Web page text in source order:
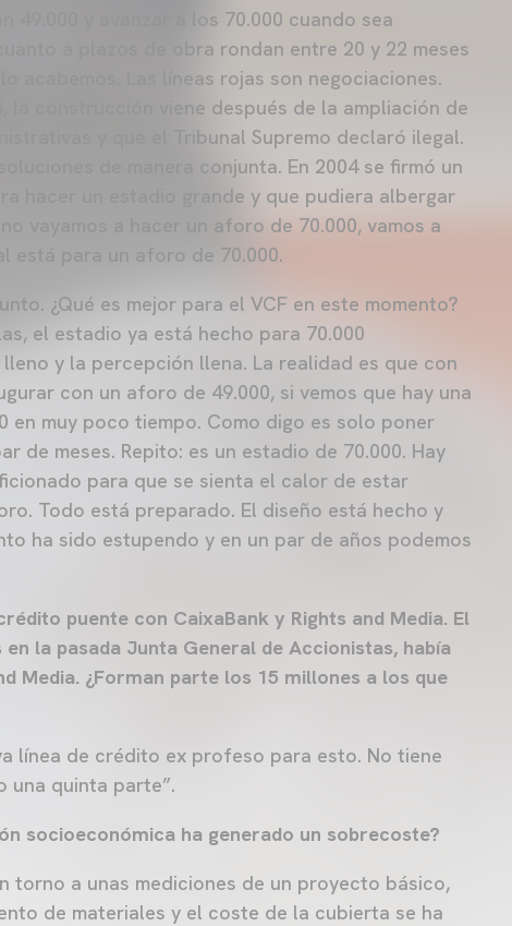
49.000 y avanzar a los 70.000 cuando sea
a plazos de obra rondan entre 20 y 22 meses
acabemos. Las líneas rojas son negociaciones.
la construcción viene después de la ampliación de
y que el Tribunal Supremo declaró ilegal.
de manera conjunta. En 2004 se firmó un
hacer un estadio grande y que pudiera albergar
vayamos a hacer un aforo de 70.000, vamos a
está para un aforo de 70.000.
¿Qué es mejor para el VCF en este momento?
el estadio ya está hecho para 70.000
y la percepción llena. La realidad es que con
con un aforo de 49.000, si vemos que hay una
en muy poco tiempo. Como digo es solo poner
de meses. Repito: es un estadio de 70.000. Hay
para que se sienta el calor de estar
Todo está preparado. El diseño está hecho y
ha sido estupendo y en un par de años podemos
puente con CaixaBank y Rights and Media. El
la pasada Junta General de Accionistas, había
Media. ¿Forman parte los 15 millones a los que
línea de crédito ex profeso para esto. No tiene
una quinta parte”.
socioeconómica ha generado un sobrecoste?
torno a unas mediciones de un proyecto básico,
de materiales y el coste de la cubierta se ha